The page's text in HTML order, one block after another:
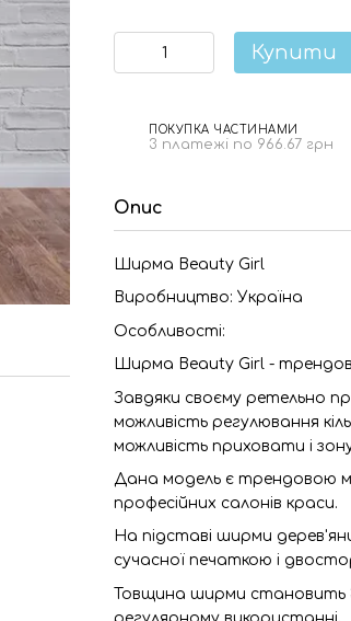
Купити
ПОКУПКА ЧАСТИНАМИ
3 платежі по 966.67 грн
Опис
Ширма Beauty Girl
Виробництво: Україна
Особливості:
Ширма Beauty Girl -
Завдяки своєму ретельно
можливість регулювання
можливість приховати і
Дана модель є трендовою
професійних салонів краси.
На підставі ширми
сучасної печаткою і
Товщина ширми становить